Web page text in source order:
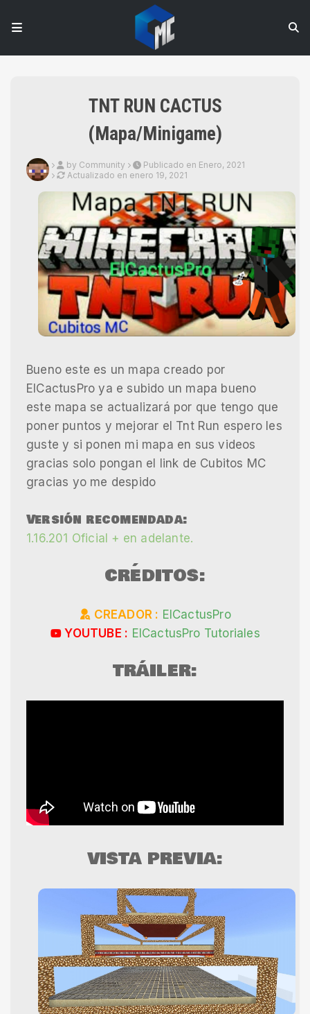
TNT RUN CACTUS
(Mapa/Minigame)
by Community
Publicado en Enero, 2021
Actualizado en enero 19, 2021
Bueno este es un mapa creado por
ElCactusPro ya e subido un mapa bueno
este mapa se actualizará por que tengo que
poner puntos y mejorar el Tnt Run espero les
guste y si ponen mi mapa en sus videos
gracias solo pongan el link de Cubitos MC
gracias yo me despido
Versión recomendada:
1.16.201 Oficial + en adelante.
CRÉDITOS:
CREADOR : ElCactusPro
YOUTUBE : ElCactusPro Tutoriales
TRÁILER:
VISTA PREVIA: